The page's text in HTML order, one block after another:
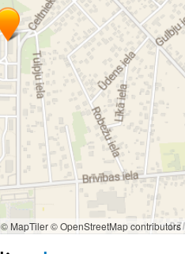
© MapTiler© OpenStreetMap contributors